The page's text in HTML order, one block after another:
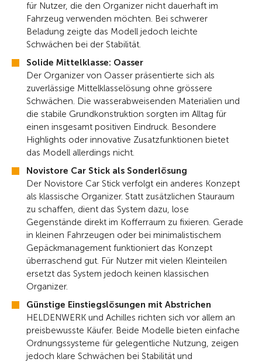
für Nutzer, die den Organizer nicht dauerhaft im
Fahrzeug verwenden möchten. Bei schwerer
Beladung zeigte das Modell jedoch leichte
Schwächen bei der Stabilität.
Solide Mittelklasse: Oasser
Der Organizer von Oasser präsentierte sich als
zuverlässige Mittelklasselösung ohne grössere
Schwächen. Die wasserabweisenden Materialien und
die stabile Grundkonstruktion sorgten im Alltag für
einen insgesamt positiven Eindruck. Besondere
Highlights oder innovative Zusatzfunktionen bietet
das Modell allerdings nicht.
Novistore Car Stick als Sonderlösung
Der Novistore Car Stick verfolgt ein anderes Konzept
als klassische Organizer. Statt zusätzlichen Stauraum
zu schaffen, dient das System dazu, lose
Gegenstände direkt im Kofferraum zu fixieren. Gerade
in kleinen Fahrzeugen oder bei minimalistischem
Gepäckmanagement funktioniert das Konzept
überraschend gut. Für Nutzer mit vielen Kleinteilen
ersetzt das System jedoch keinen klassischen
Organizer.
Günstige Einstiegslösungen mit Abstrichen
HELDENWERK und Achilles richten sich vor allem an
preisbewusste Käufer. Beide Modelle bieten einfache
Ordnungssysteme für gelegentliche Nutzung, zeigen
jedoch klare Schwächen bei Stabilität und